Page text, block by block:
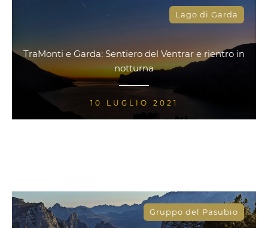
Lago di Garda
TraMonti e Garda: Sentiero del Ventrar e rientro in
notturna
10 LUGLIO 2021
Gruppo del Pasubio